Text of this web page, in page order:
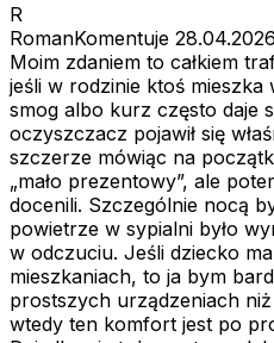
R
RomanKomentuje
Moim zdaniem to całkiem
jeśli w rodzinie ktoś mieszka
smog albo kurz często daje
oczyszczacz pojawił się
szczerze mówiąc na
„mało prezentowy”, ale
docenili. Szczególnie nocą
powietrze w sypialni było
w odczuciu. Jeśli dziecko
mieszkaniach, to ja bym
prostszych urządzeniach
wtedy ten komfort jest po